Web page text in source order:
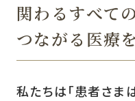
関わるすべて
つながる医療
私たちは「患者さま